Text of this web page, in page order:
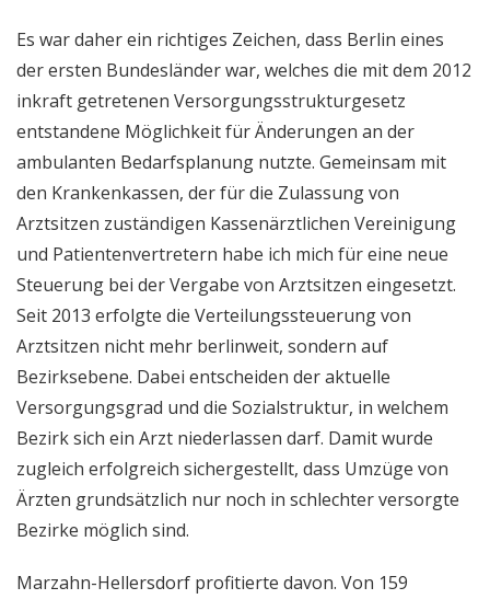
Es war daher ein richtiges Zeichen, dass Berlin eines
der ersten Bundesländer war, welches die mit dem 2012
inkraft getretenen Versorgungsstrukturgesetz
entstandene Möglichkeit für Änderungen an der
ambulanten Bedarfsplanung nutzte. Gemeinsam mit
den Krankenkassen, der für die Zulassung von
Arztsitzen zuständigen Kassenärztlichen Vereinigung
und Patientenvertretern habe ich mich für eine neue
Steuerung bei der Vergabe von Arztsitzen eingesetzt.
Seit 2013 erfolgte die Verteilungssteuerung von
Arztsitzen nicht mehr berlinweit, sondern auf
Bezirksebene. Dabei entscheiden der aktuelle
Versorgungsgrad und die Sozialstruktur, in welchem
Bezirk sich ein Arzt niederlassen darf. Damit wurde
zugleich erfolgreich sichergestellt, dass Umzüge von
Ärzten grundsätzlich nur noch in schlechter versorgte
Bezirke möglich sind.
Marzahn-Hellersdorf profitierte davon. Von 159